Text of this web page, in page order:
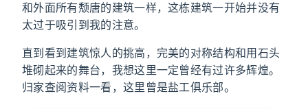
和外面所有颓唐的建筑一样，这栋建筑一开始并没有
太过于吸引到我的注意。
直到看到建筑惊人的挑高，完美的对称结构和用石头
堆砌起来的舞台，我想这里一定曾经有过许多辉煌。
归家查阅资料一看，这里曾是盐工俱乐部。